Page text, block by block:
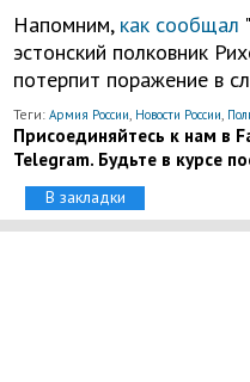
Напомним, как сообщал
эстонский полковник
потерпит поражение в
Теги: Армия России, Новости России,
Присоединяйтесь к нам в
Telegram. Будьте в курсе
В закладки